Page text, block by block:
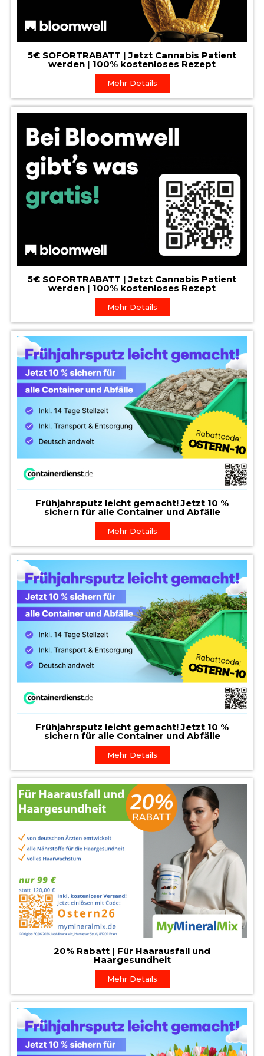
5€ SOFORTRABATT | Jetzt Cannabis Patient
werden | 100% kostenloses Rezept
Mehr Details
5€ SOFORTRABATT | Jetzt Cannabis Patient
werden | 100% kostenloses Rezept
Mehr Details
Frühjahrsputz leicht gemacht! Jetzt 10 %
sichern für alle Container und Abfälle
Mehr Details
Frühjahrsputz leicht gemacht! Jetzt 10 %
sichern für alle Container und Abfälle
Mehr Details
20% Rabatt | Für Haarausfall und
Haargesundheit
Mehr Details